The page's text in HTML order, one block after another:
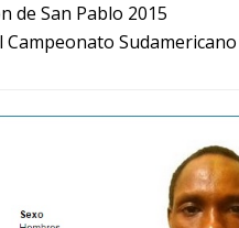
de San Pablo 2015